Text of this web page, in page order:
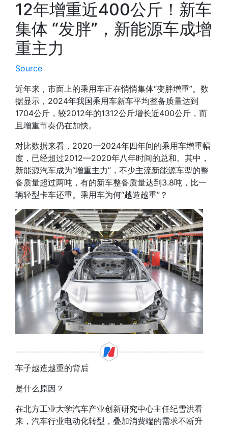
12年增重近400公斤！新车
集体 “发胖”，新能源车成增
重主力
Source
近年来，市面上的乘用车正在悄悄集体“变胖增重”。数
据显示，2024年我国乘用车新车平均整备质量达到
1704公斤，较2012年的1312公斤增长近400公斤，而
且增重节奏仍在加快。
对比数据来看，2020—2024年四年间的乘用车增重幅
度，已经超过2012—2020年八年时间的总和。其中，
新能源汽车成为“增重主力” ，不少主流新能源车型的整
备质量超过两吨，有的新车整备质量达到3.8吨，比一
辆轻型卡车还重。乘用车为何“越造越重”？
车子越造越重的背后
是什么原因？
在北方工业大学汽车产业创新研究中心主任纪雪洪看
来， 汽车行业电动化转型，叠加消费端的需求不断升